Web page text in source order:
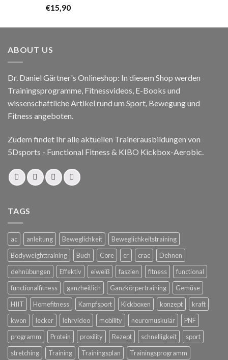
€15,90
ABOUT US
Dr. Daniel Gärtner's Onlineshop: In diesem Shop werden
Trainingsprogramme, Fitnessvideos, E-Books und
wissenschaftliche Artikel rund um Sport, Bewegung und
Fitness angeboten.
Zudem findet Ihr alle aktuellen Trainerausbildungen von
5Dsports - Functional Fitness & KIBO Kickbox-Aerobic.
TAGS
ac anleitung Beweglichkeit
Beweglichkeitstraining
Bodyweighttraining
Buch Core cr crac
Dehnen
dehnübungen
Effektiv eiweiß faszien fitness
functional
functionalfitness
ganzheitlich Ganzkörpertraining
Gemüse
HIIT
Homefitness Kampfsport Kickboxen konzept
kraft
kwon
lecker lehrvideo mobility neuromuskulär
PNF
programm
Protein proxility Rezept schnelligkeit
sport
stretching
Training Trainingsplan Trainingsprogramm